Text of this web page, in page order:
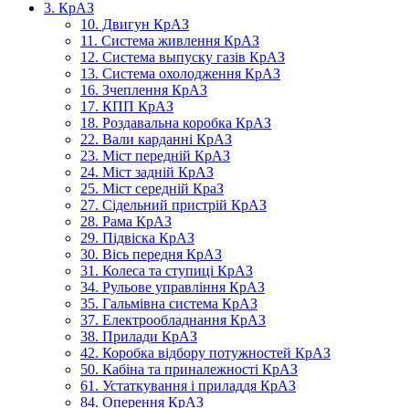
3. КрАЗ
10. Двигун КрАЗ
11. Система живлення КрАЗ
12. Система выпуску газів КрАЗ
13. Система охолодження КрАЗ
16. Зчеплення КрАЗ
17. КПП КрАЗ
18. Роздавальна коробка КрАЗ
22. Вали карданні КрАЗ
23. Міст передній КрАЗ
24. Міст задній КрАЗ
25. Міст середній КраЗ
27. Сідельний пристрій КрАЗ
28. Рама КрАЗ
29. Підвіска КрАЗ
30. Вісь передня КрАЗ
31. Колеса та ступиці КрАЗ
34. Рульове управління КрАЗ
35. Гальмівна система КрАЗ
37. Електрообладнання КрАЗ
38. Прилади КрАЗ
42. Коробка відбору потужностей КрАЗ
50. Кабіна та приналежності КрАЗ
61. Устаткування і приладдя КрАЗ
84. Оперення КрАЗ